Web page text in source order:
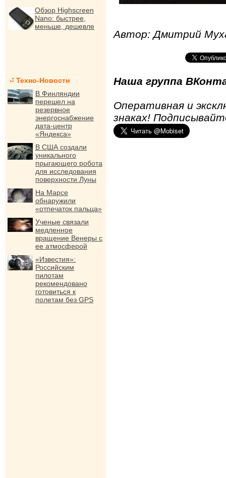
Обзор Highscreen
Nano: быстрее,
меньше, дешевле
Техно-Новости
В Финляндии
перешел на
резервное
энергоснабжение
дата-центр
«Яндекса»
В США создали
уникального
прыгающего робота
для исследования
поверхности Луны
На Марсе
обнаружили
«отпечаток пальца»
Ученые связали
медленное
вращение Венеры с
ее атмосферой
«Известия»:
Российским
пилотам
рекомендовано
готовиться к
полетам без GPS
Автор: Дмитрий
Наша группа
Оперативная и
знаках!